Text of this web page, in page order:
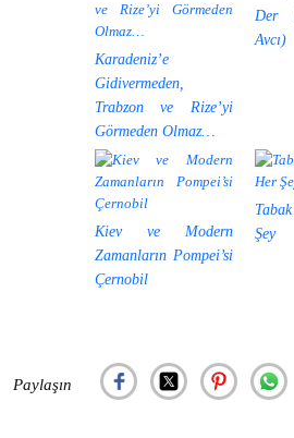
Karadeniz’e
Gidivermeden,
Trabzon ve Rize’yi
Görmeden Olmaz…
Der
Avcı)
Kiev ve Modern
Zamanların Pompei’si
Çernobil
Şey
Paylaşın